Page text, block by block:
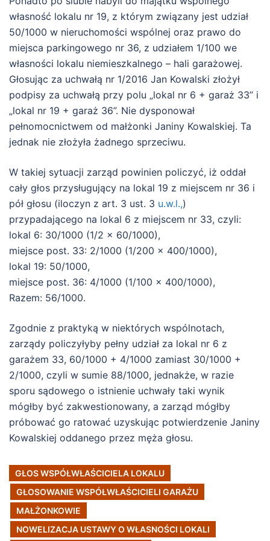
własność lokalu nr 19, z którym związany jest udział
50/1000 w nieruchomości wspólnej oraz prawo do
miejsca parkingowego nr 36, z udziałem 1/100 we
własności lokalu niemieszkalnego – hali garażowej.
Głosując za uchwałą nr 1/2016 Jan Kowalski złożył
podpisy za uchwałą przy polu „lokal nr 6 + garaż 33” i
„lokal nr 19 + garaż 36”. Nie dysponował
pełnomocnictwem od małżonki Janiny Kowalskiej. Ta
jednak nie złożyła żadnego sprzeciwu.
W takiej sytuacji zarząd powinien policzyć, iż oddał
cały głos przysługujący na lokal 19 z miejscem nr 36 i
pół głosu (iloczyn z art. 3 ust. 3 u.w.l.,)
przypadającego na lokal 6 z miejscem nr 33, czyli:
lokal 6: 30/1000 (1/2 x 60/1000),
miejsce post. 33: 2/1000 (1/200 x 400/1000),
lokal 19: 50/1000,
miejsce post. 36: 4/1000 (1/100 x 400/1000),
Razem: 56/1000.
Zgodnie z praktyką w niektórych wspólnotach,
zarządy policzyłyby pełny udział za lokal nr 6 z
garażem 33, 60/1000 + 4/1000 zamiast 30/1000 +
2/1000, czyli w sumie 88/1000, jednakże, w razie
sporu sądowego o istnienie uchwały taki wynik
mógłby być zakwestionowany, a zarząd mógłby
próbować go ratować uzyskując potwierdzenie Janiny
Kowalskiej oddanego przez męża głosu.
GŁOS WSPÓŁWŁAŚCICIELA LOKALU
GŁOSOWANIE WSPÓŁWŁAŚCICIELI GARAŻU
MAŁŻONKOWIE
NOWELIZACJA USTAWY O WŁASNOŚCI LOKALI